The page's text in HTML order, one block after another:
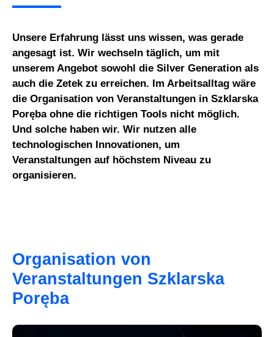
Unsere Erfahrung lässt uns wissen, was gerade
angesagt ist. Wir wechseln täglich, um mit
unserem Angebot sowohl die Silver Generation als
auch die Zetek zu erreichen. Im Arbeitsalltag wäre
die Organisation von Veranstaltungen in Szklarska
Poręba ohne die richtigen Tools nicht möglich.
Und solche haben wir. Wir nutzen alle
technologischen Innovationen, um
Veranstaltungen auf höchstem Niveau zu
organisieren.
Organisation von
Veranstaltungen Szklarska
Poręba